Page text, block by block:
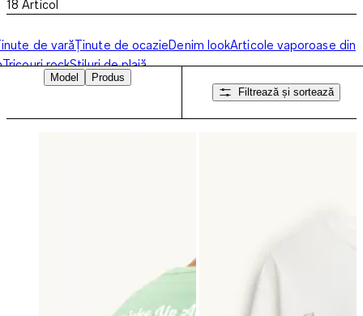
18 Articol
de varăȚinute de ocazieDenim lookArticole vaporoase din
Tricouri rockStiluri de plajă
Model
Produs
Filtrează și sortează